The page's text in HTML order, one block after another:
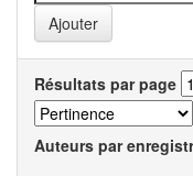
Résultats par page
Auteurs par